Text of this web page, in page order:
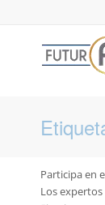
Participa en
Los